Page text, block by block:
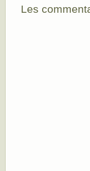
Les